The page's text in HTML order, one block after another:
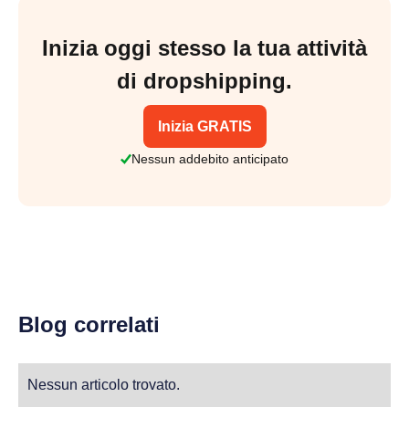
Inizia oggi stesso la tua attività
di dropshipping.
Inizia GRATIS
Nessun addebito anticipato
Blog correlati
Nessun articolo trovato.